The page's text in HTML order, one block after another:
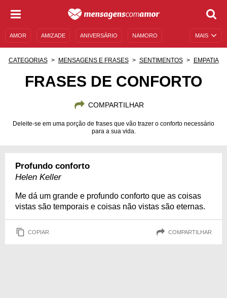
MAIS
AMOR AMIZADE ANIVERSÁRIO NAMORO
CATEGORIAS MENSAGENS E FRASES SENTIMENTOS EMPATIA
FRASES DE CONFORTO
COMPARTILHAR
Deleite-se em uma porção de frases que vão trazer o conforto necessário
para a sua vida.
Profundo conforto
Helen Keller
Me dá um grande e profundo conforto que as coisas
vistas são temporais e coisas não vistas são eternas.
COPIAR COMPARTILHAR